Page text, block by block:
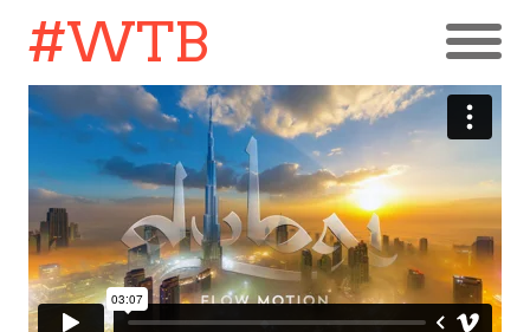
#WTB